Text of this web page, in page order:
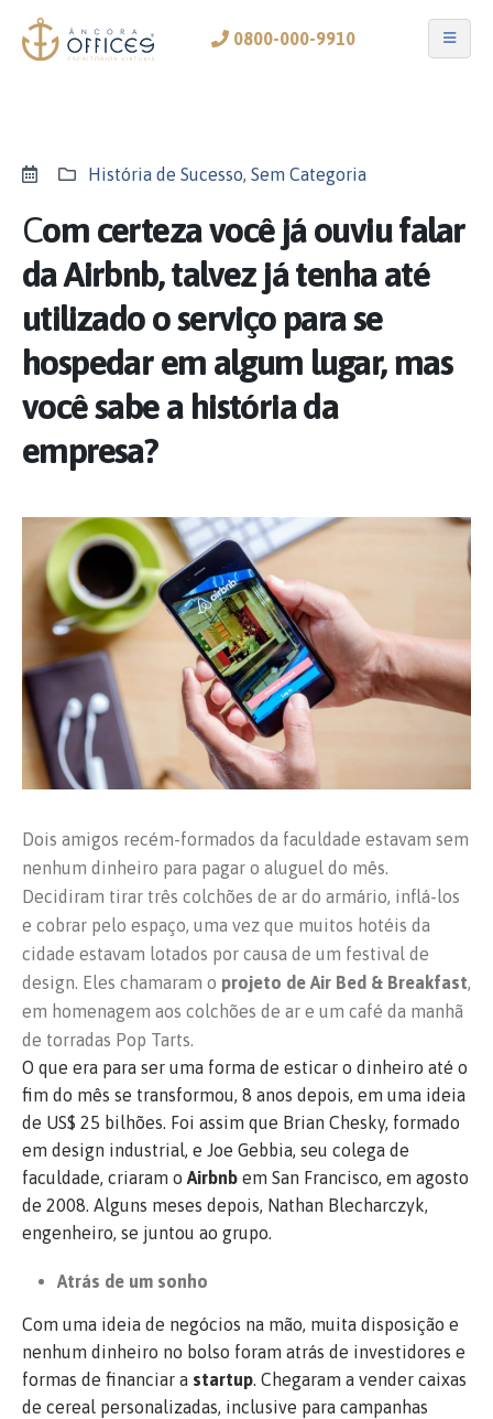
0800-000-9910
História de Sucesso, Sem Categoria
Com certeza você já ouviu falar
da Airbnb, talvez já tenha até
utilizado o serviço para se
hospedar em algum lugar, mas
você sabe a história da
empresa?
Dois amigos recém-formados da faculdade estavam sem
nenhum dinheiro para pagar o aluguel do mês.
Decidiram tirar três colchões de ar do armário, inflá-los
e cobrar pelo espaço, uma vez que muitos hotéis da
cidade estavam lotados por causa de um festival de
design. Eles chamaram o projeto de Air Bed & Breakfast,
em homenagem aos colchões de ar e um café da manhã
de torradas Pop Tarts.
O que era para ser uma forma de esticar o dinheiro até o
fim do mês se transformou, 8 anos depois, em uma ideia
de US$ 25 bilhões. Foi assim que Brian Chesky, formado
em design industrial, e Joe Gebbia, seu colega de
faculdade, criaram o Airbnb em San Francisco, em agosto
de 2008. Alguns meses depois, Nathan Blecharczyk,
engenheiro, se juntou ao grupo.
Atrás de um sonho
Com uma ideia de negócios na mão, muita disposição e
nenhum dinheiro no bolso foram atrás de investidores e
formas de financiar a startup. Chegaram a vender caixas
de cereal personalizadas, inclusive para campanhas